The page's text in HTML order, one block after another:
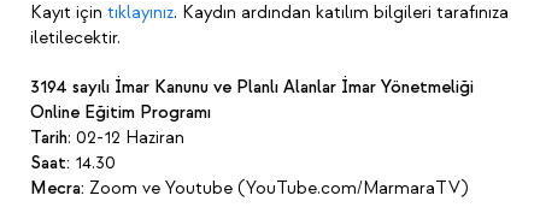
Kayıt için tıklayınız. Kaydın ardından katılım bilgileri tarafınıza
iletilecektir.
3194 sayılı İmar Kanunu ve Planlı Alanlar İmar Yönetmeliği
Online Eğitim Programı
Tarih: 02-12 Haziran
Saat: 14.30
Mecra: Zoom ve Youtube (YouTube.com/MarmaraTV)